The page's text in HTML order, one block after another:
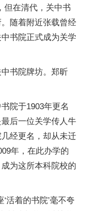
但在清代，关中书
随着附近张载曾经
书院正式成为关学
书院牌坊。郑昕
院于1903年更名
后一位关学传人牛
经更名，却从未迁
年，在此办学的
为这所本科院校的
活着的书院’毫不夸